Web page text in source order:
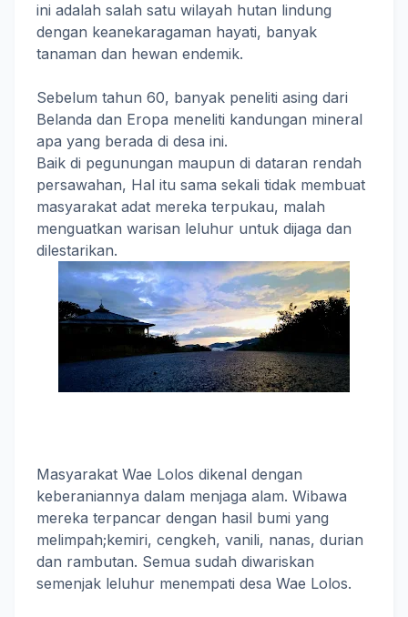
ini adalah salah satu wilayah hutan lindung
dengan keanekaragaman hayati, banyak
tanaman dan hewan endemik.
Sebelum tahun 60, banyak peneliti asing dari
Belanda dan Eropa meneliti kandungan mineral
apa yang berada di desa ini.
Baik di pegunungan maupun di dataran rendah
persawahan, Hal itu sama sekali tidak membuat
masyarakat adat mereka terpukau, malah
menguatkan warisan leluhur untuk dijaga dan
dilestarikan.
Masyarakat Wae Lolos dikenal dengan
keberaniannya dalam menjaga alam. Wibawa
mereka terpancar dengan hasil bumi yang
melimpah;kemiri, cengkeh, vanili, nanas, durian
dan rambutan. Semua sudah diwariskan
semenjak leluhur menempati desa Wae Lolos.